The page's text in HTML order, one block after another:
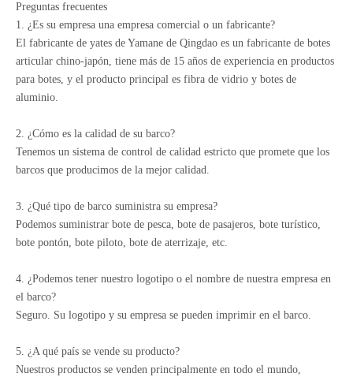
Preguntas frecuentes
1. ¿Es su empresa una empresa comercial o un fabricante?
El fabricante de yates de Yamane de Qingdao es un fabricante de botes
articular chino-japón, tiene más de 15 años de experiencia en productos
para botes, y el producto principal es fibra de vidrio y botes de
aluminio.
2. ¿Cómo es la calidad de su barco?
Tenemos un sistema de control de calidad estricto que promete que los
barcos que producimos de la mejor calidad.
3. ¿Qué tipo de barco suministra su empresa?
Podemos suministrar bote de pesca, bote de pasajeros, bote turístico,
bote pontón, bote piloto, bote de aterrizaje, etc.
4. ¿Podemos tener nuestro logotipo o el nombre de nuestra empresa en
el barco?
Seguro. Su logotipo y su empresa se pueden imprimir en el barco.
5. ¿A qué país se vende su producto?
Nuestros productos se venden principalmente en todo el mundo,